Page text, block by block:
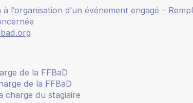
à l'organisation d'un événement engagé –
de la FFBaD
de la FFBaD
charge du stagiaire